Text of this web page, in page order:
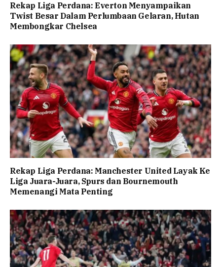
Rekap Liga Perdana: Everton Menyampaikan
Twist Besar Dalam Perlumbaan Gelaran, Hutan
Membongkar Chelsea
Rekap Liga Perdana: Manchester United Layak Ke
Liga Juara-Juara, Spurs dan Bournemouth
Memenangi Mata Penting